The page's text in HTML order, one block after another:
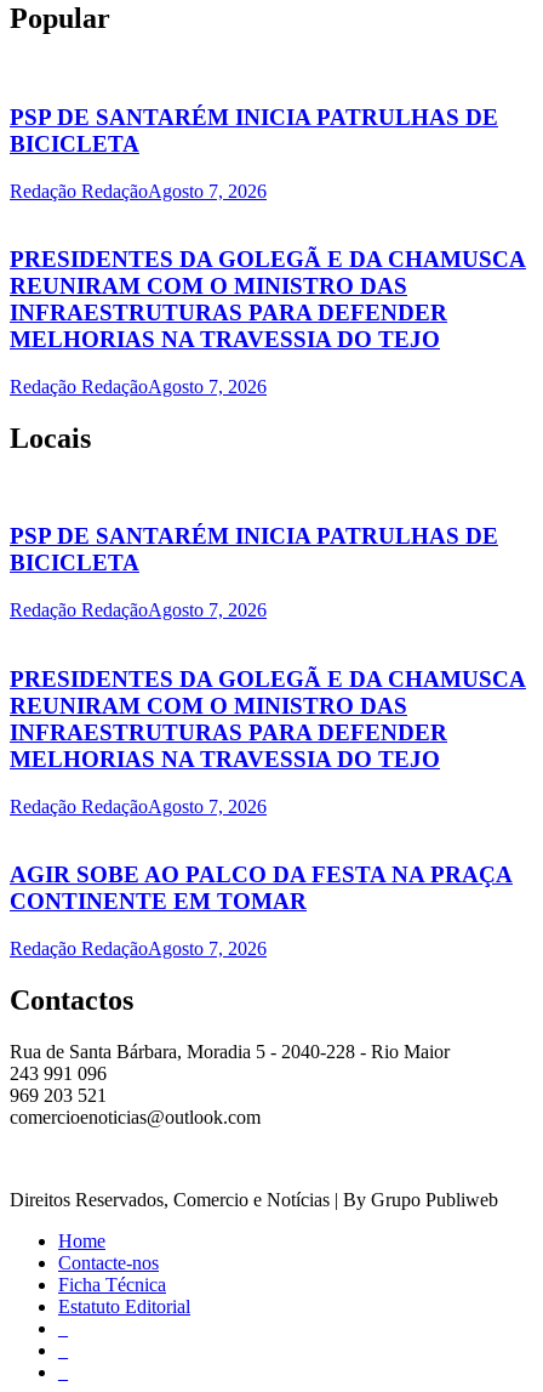
Popular
PSP DE SANTARÉM INICIA PATRULHAS DE
BICICLETA
Redação RedaçãoAgosto 7, 2026
PRESIDENTES DA GOLEGÃ E DA CHAMUSCA
REUNIRAM COM O MINISTRO DAS
INFRAESTRUTURAS PARA DEFENDER
MELHORIAS NA TRAVESSIA DO TEJO
Redação RedaçãoAgosto 7, 2026
Locais
PSP DE SANTARÉM INICIA PATRULHAS DE
BICICLETA
Redação RedaçãoAgosto 7, 2026
PRESIDENTES DA GOLEGÃ E DA CHAMUSCA
REUNIRAM COM O MINISTRO DAS
INFRAESTRUTURAS PARA DEFENDER
MELHORIAS NA TRAVESSIA DO TEJO
Redação RedaçãoAgosto 7, 2026
AGIR SOBE AO PALCO DA FESTA NA PRAÇA
CONTINENTE EM TOMAR
Redação RedaçãoAgosto 7, 2026
Contactos
Rua de Santa Bárbara, Moradia 5 - 2040-228 - Rio Maior
243 991 096
969 203 521
comercioenoticias@outlook.com
Direitos Reservados, Comercio e Notícias | By Grupo Publiweb
Home
Contacte-nos
Ficha Técnica
Estatuto Editorial